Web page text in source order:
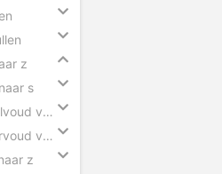
z
s
meervoud naar enkelvoud van z naar s
enkelvoud naar meervoud van s naar z
z